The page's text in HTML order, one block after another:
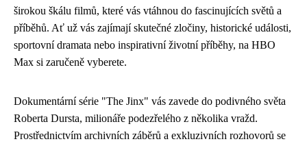
širokou škálu filmů, které vás vtáhnou do fascinujících světů a
příběhů. Ať už vás zajímají skutečné zločiny, historické události,
sportovní dramata nebo inspirativní životní příběhy, na HBO
Max si zaručeně vyberete.
Dokumentární série "The Jinx" vás zavede do podivného světa
Roberta Dursta, milionáře podezřelého z několika vražd.
Prostřednictvím archivních záběrů a exkluzivních rozhovorů se